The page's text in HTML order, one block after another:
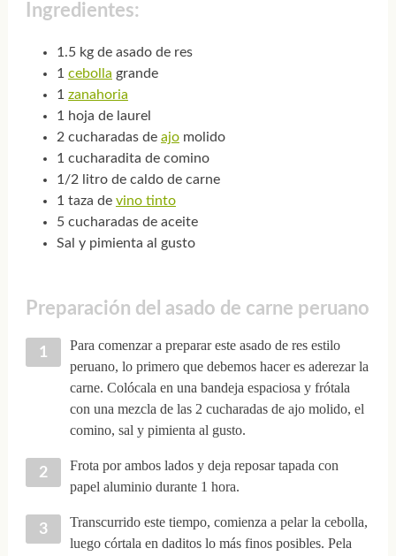
Ingredientes:
1.5 kg de asado de res
1 cebolla grande
1 zanahoria
1 hoja de laurel
2 cucharadas de ajomolido
1 cucharadita de comino
1/2 litro de caldo de carne
1 taza de vino tinto
5 cucharadas de aceite
Sal y pimienta al gusto
Preparación del asado de carne peruano
Para comenzar a preparar este asado de res estilo
peruano, lo primero que debemos hacer es aderezar la
carne. Colócala en una bandeja espaciosa y frótala
con una mezcla de las 2 cucharadas de ajo molido, el
comino, sal y pimienta al gusto.
Frota por ambos lados y deja reposar tapada con
papel aluminio durante 1 hora.
Transcurrido este tiempo, comienza a pelar la cebolla,
luego córtala en daditos lo más finos posibles. Pela